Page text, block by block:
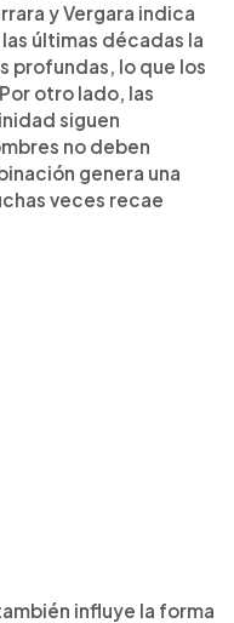
y Vergara indica
últimas décadas la
profundas, lo que los
otro lado, las
siguen
no deben
genera una
veces recae
influye la forma